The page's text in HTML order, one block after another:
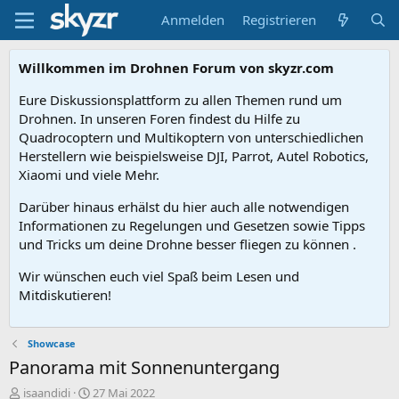
Anmelden Registrieren
Willkommen im Drohnen Forum von skyzr.com
Eure Diskussionsplattform zu allen Themen rund um
Drohnen. In unseren Foren findest du Hilfe zu
Quadrocoptern und Multikoptern von unterschiedlichen
Herstellern wie beispielsweise DJI, Parrot, Autel Robotics,
Xiaomi und viele Mehr.
Darüber hinaus erhälst du hier auch alle notwendigen
Informationen zu Regelungen und Gesetzen sowie Tipps
und Tricks um deine Drohne besser fliegen zu können .
Wir wünschen euch viel Spaß beim Lesen und
Mitdiskutieren!
Showcase
Panorama mit Sonnenuntergang
E
isaandidi
E
27 Mai 2022